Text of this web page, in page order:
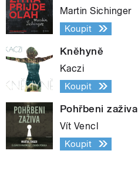
Martin Sichinger
Koupit
Kněhyně
Kaczi
Koupit
Pohřbeni zaživa
Vít Vencl
Koupit